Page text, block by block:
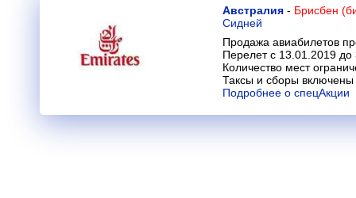
Австралия - Брисбен
Сидней
Продажа авиабилетов
Перелет с 13.01.2019 до
Количество мест
Таксы и сборы включены
Подробнее о спецАкции